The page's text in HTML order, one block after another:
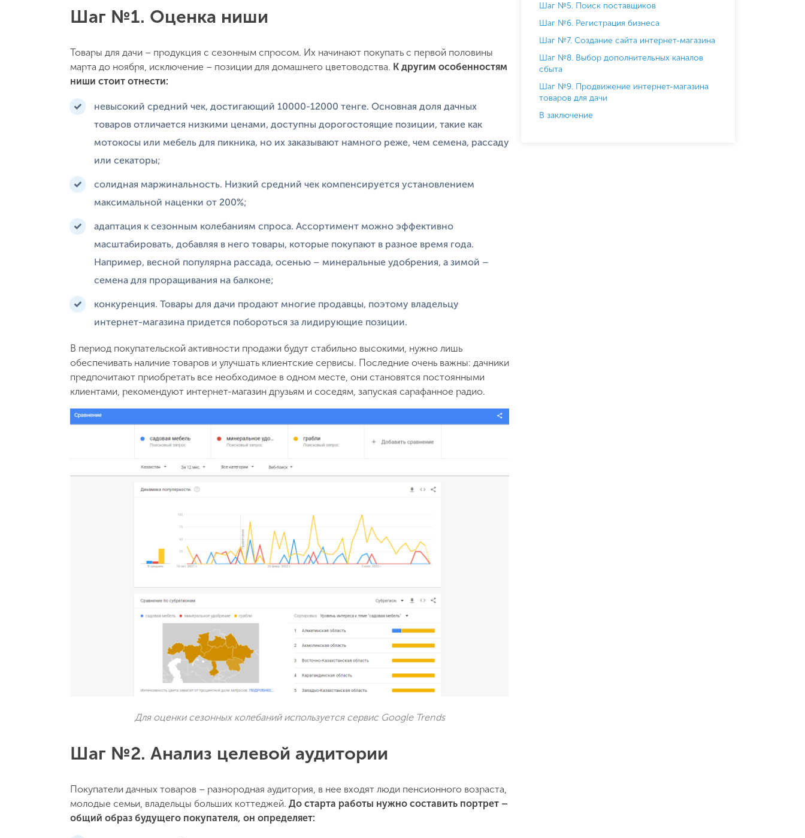
Шаг №1. Оценка ниши
Товары для дачи – продукция с сезонным спросом. Их начинают покупать с первой половины
марта до ноября, исключение – позиции для домашнего цветоводства. К другим особенностям
ниши стоит отнести:
невысокий средний чек, достигающий 10000-12000 тенге. Основная доля дачных
товаров отличается низкими ценами, доступны дорогостоящие позиции, такие как
мотокосы или мебель для пикника, но их заказывают намного реже, чем семена, рассаду
или секаторы;
солидная маржинальность. Низкий средний чек компенсируется установлением
максимальной наценки от 200%;
адаптация к сезонным колебаниям спроса. Ассортимент можно эффективно
масштабировать, добавляя в него товары, которые покупают в разное время года.
Например, весной популярна рассада, осенью – минеральные удобрения, а зимой –
семена для проращивания на балконе;
конкуренция. Товары для дачи продают многие продавцы, поэтому владельцу
интернет-магазина придется побороться за лидирующие позиции.
В период покупательской активности продажи будут стабильно высокими, нужно лишь
обеспечивать наличие товаров и улучшать клиентские сервисы. Последние очень важны: дачники
предпочитают приобретать все необходимое в одном месте, они становятся постоянными
клиентами, рекомендуют интернет-магазин друзьям и соседям, запуская сарафанное радио.
Для оценки сезонных колебаний используется сервис Google Trends
Шаг №2. Анализ целевой аудитории
Покупатели дачных товаров – разнородная аудитория, в нее входят люди пенсионного возраста,
молодые семьи, владельцы больших коттеджей. До старта работы нужно составить портрет –
общий образ будущего покупателя, он определяет:
Шаг №5. Поиск поставщиков
Шаг №6. Регистрация бизнеса
Шаг №7. Создание сайта интернет-магазина
Шаг №8. Выбор дополнительных каналов
сбыта
Шаг №9. Продвижение интернет-магазина
товаров для дачи
В заключение